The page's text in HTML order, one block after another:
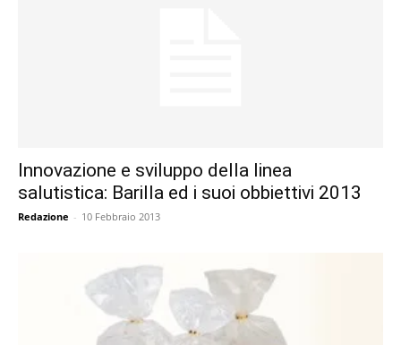
Innovazione e sviluppo della linea
salutistica: Barilla ed i suoi obbiettivi 2013
Redazione - 10 Febbraio 2013